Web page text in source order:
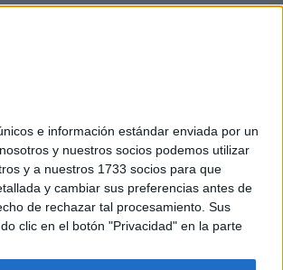
e información estándar enviada por un
y nuestros socios podemos utilizar
y a nuestros 1733 socios para que
y cambiar sus preferencias antes de
de rechazar tal procesamiento. Sus
clic en el botón "Privacidad" en la parte